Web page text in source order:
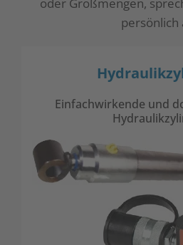
oder Großmengen,
persönlich
Einfachwirkende und